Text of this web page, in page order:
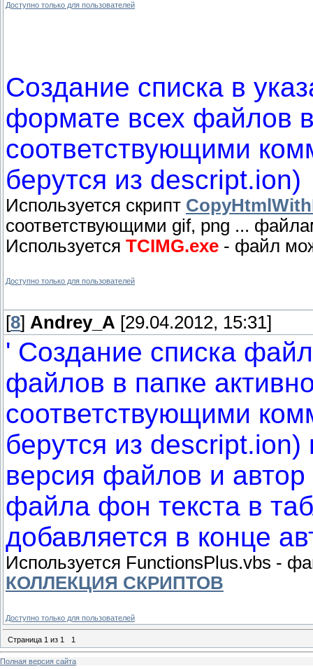
Доступно только для пользователей
Создание списка в
формате всех файлов
соответствующими
берутся из descript.ion)
Используется скрипт
соответствующими gif, png ...
Используется TCIMG.exe - файл
Доступно только для пользователей
[8] Andrey_A [29.04.2012, 15:31]
' Создание списка
файлов в папке
соответствующими
берутся из
версия файлов и
файла фон текста в
добавляется в конце
Используется FunctionsPlus.vbs -
КОЛЛЕКЦИЯ СКРИПТОВ
Доступно только для пользователей
Страница 1 из 1 1
Полная версия сайта